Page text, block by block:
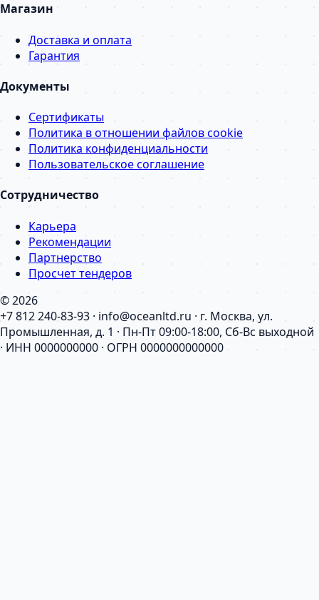
Магазин
Доставка и оплата
Гарантия
Документы
Сертификаты
Политика в отношении файлов cookie
Политика конфиденциальности
Пользовательское соглашение
Сотрудничество
Карьера
Рекомендации
Партнерство
Просчет тендеров
© 2026
+7 812 240-83-93 · info@oceanltd.ru · г. Москва, ул.
Промышленная, д. 1 · Пн-Пт 09:00-18:00, Сб-Вс выходной
· ИНН 0000000000 · ОГРН 0000000000000